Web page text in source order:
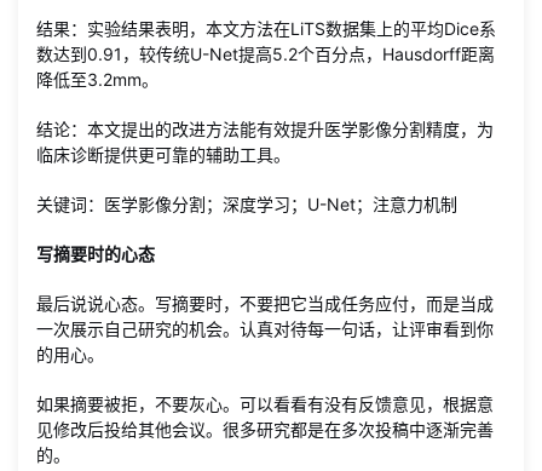
结果：实验结果表明，本文方法在LiTS数据集上的平均Dice系
数达到0.91，较传统U-Net提高5.2个百分点，Hausdorff距离
降低至3.2mm。
结论：本文提出的改进方法能有效提升医学影像分割精度，为
临床诊断提供更可靠的辅助工具。
关键词：医学影像分割；深度学习；U-Net；注意力机制
写摘要时的心态
最后说说心态。写摘要时，不要把它当成任务应付，而是当成
一次展示自己研究的机会。认真对待每一句话，让评审看到你
的用心。
如果摘要被拒，不要灰心。可以看看有没有反馈意见，根据意
见修改后投给其他会议。很多研究都是在多次投稿中逐渐完善
的。